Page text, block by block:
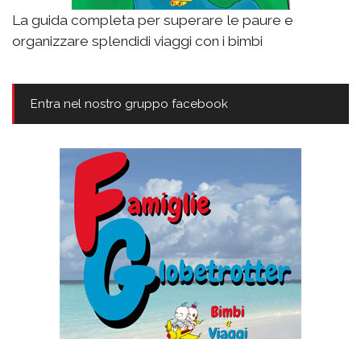
La guida completa per superare le paure e
organizzare splendidi viaggi con i bimbi
Entra nel nostro gruppo facebook